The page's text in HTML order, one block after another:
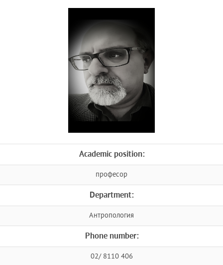
Academic position:
професор
Department:
Антропология
Phone number:
02/ 8110 406